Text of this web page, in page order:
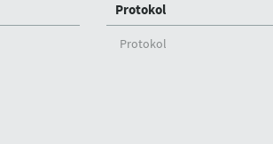
Protokol
Protokol